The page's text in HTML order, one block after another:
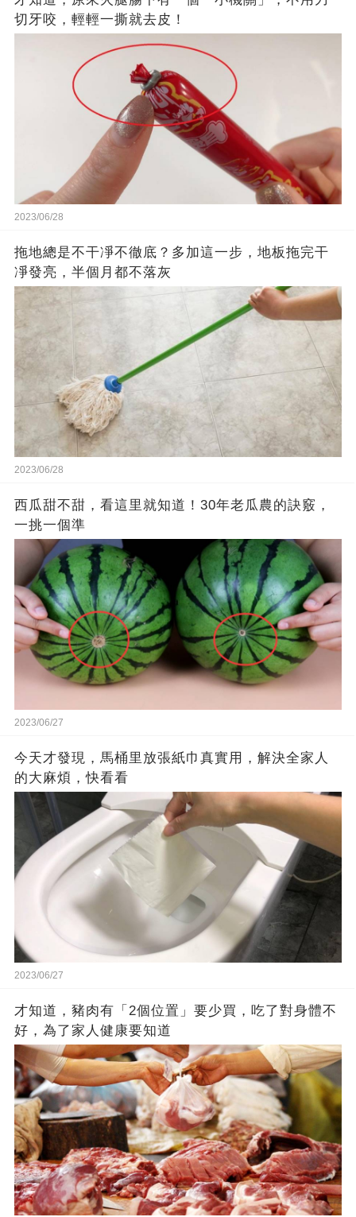
切牙咬，輕輕一撕就去皮！
2023/06/28
拖地總是不干凈不徹底？多加這一步，地板拖完干
凈發亮，半個月都不落灰
2023/06/28
西瓜甜不甜，看這里就知道！30年老瓜農的訣竅，
一挑一個準
2023/06/27
今天才發現，馬桶里放張紙巾真實用，解決全家人
的大麻煩，快看看
2023/06/27
才知道，豬肉有「2個位置」要少買，吃了對身體不
好，為了家人健康要知道